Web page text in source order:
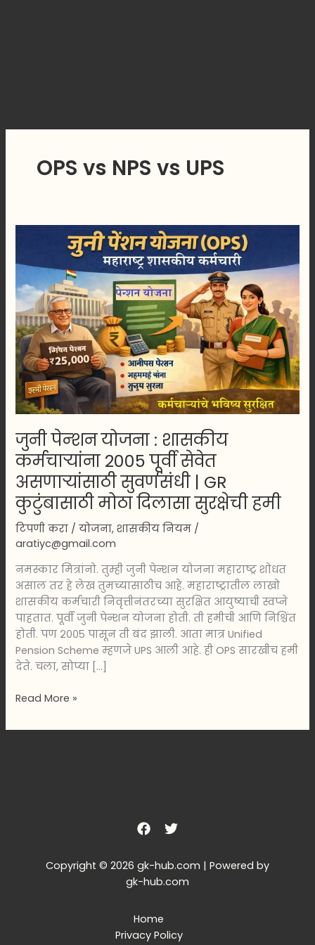
OPS vs NPS vs UPS
जुनी पेन्शन योजना : शासकीय
कर्मचाऱ्यांना 2005 पूर्वी सेवेत
असणाऱ्यांसाठी सुवर्णसंधी | GR
कुटुंबासाठी मोठा दिलासा सुरक्षेची हमी
टिपणी करा /योजना,शासकीय नियम /
aratiyc@gmail.com
नमस्कार मित्रांनो. तुम्ही जुनी पेन्शन योजना महाराष्ट्र शोधत
असाल तर हे लेख तुमच्यासाठीच आहे. महाराष्ट्रातील लाखो
शासकीय कर्मचारी निवृत्तीनंतरच्या सुरक्षित आयुष्याची स्वप्ने
पाहतात. पूर्वी जुनी पेन्शन योजना होती. ती हमीची आणि निश्चिंत
होती. पण २००५ पासून ती बंद झाली. आता मात्र Unified
Pension Scheme म्हणजे UPS आली आहे. ही OPS सारखीच हमी
देते. चला, सोप्या […]
योजना
शासकीय
कर्मचाऱ्यांना
2005
पूर्वी
सेवेत
असणाऱ्यांसाठी
सुवर्णसंधी
|
कुटुंबासाठी
मोठा
दिलासा
सुरक्षेची
हमी
Read More »
Copyright © 2026 gk-hub.com | Powered by
gk-hub.com
Home
Privacy Policy